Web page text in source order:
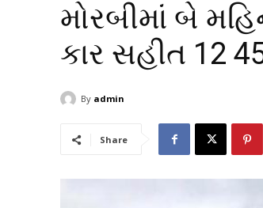
મોરબીમાં બે
કાર સહીત 12
By admin
Share